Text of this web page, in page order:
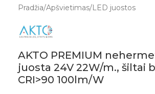
Pradžia/Apšvietimas/LED juostos
AKTO PREMIUM
juosta 24V 22W/m., šiltai
CRI>90 100lm/W